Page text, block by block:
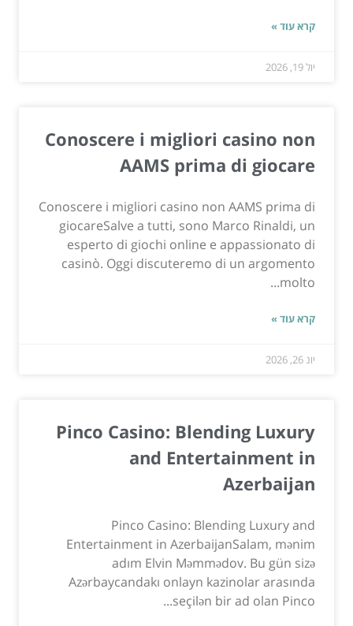
קרא עוד »
יול 19, 2026
Conoscere i migliori casino non
AAMS prima di giocare
Conoscere i migliori casino non AAMS prima di
giocareSalve a tutti, sono Marco Rinaldi, un
esperto di giochi online e appassionato di
casinò. Oggi discuteremo di un argomento
molto...
קרא עוד »
יונ 26, 2026
Pinco Casino: Blending Luxury
and Entertainment in
Azerbaijan
Pinco Casino: Blending Luxury and
Entertainment in AzerbaijanSalam, mənim
adım Elvin Məmmədov. Bu gün sizə
Azərbaycandakı onlayn kazinolar arasında
seçilən bir ad olan Pinco...